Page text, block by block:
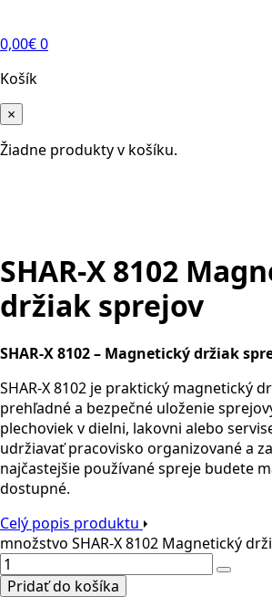
0,00€0
Košík
×
Žiadne produkty v košíku.
SHAR-X 8102
držiak sprejov
SHAR-X 8102 – Magnetický držiak
SHAR-X 8102 je praktický magnetický
prehľadné a bezpečné uloženie
plechoviek v dielni, lakovni alebo
udržiavať pracovisko organizované a
najčastejšie používané spreje budete
dostupné.
Celý popis produktu
množstvo SHAR-X 8102 Magnetický
Pridať do košíka